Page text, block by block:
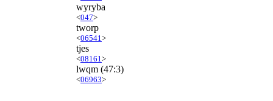
wyryba
<047>
tworp
<06541 >
tjes
<08161 >
lwqm (47:3)
<06963>